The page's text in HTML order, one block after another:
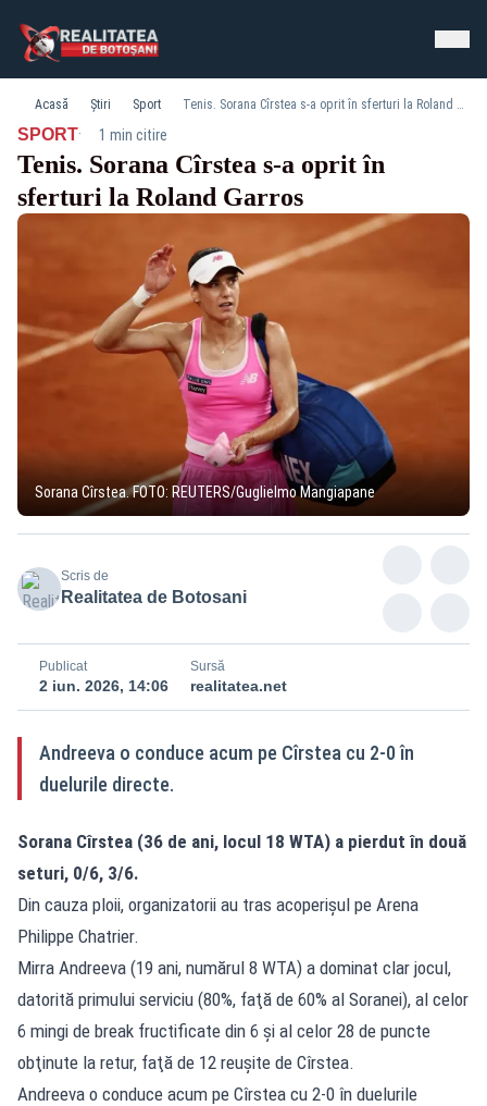
Acasă Știri Sport Tenis. Sorana Cîrstea s-a oprit în sferturi la Roland Garros
SPORT· 1 min citire
Tenis. Sorana Cîrstea s-a oprit în
sferturi la Roland Garros
Sorana Cîrstea. FOTO: REUTERS/Guglielmo Mangiapane
Scris de
Realitatea de Botosani
Publicat
2 iun. 2026, 14:06
Sursă
realitatea.net
Andreeva o conduce acum pe Cîrstea cu 2-0 în
duelurile directe.
Sorana Cîrstea (36 de ani, locul 18 WTA) a pierdut în două
seturi, 0/6, 3/6.
Din cauza ploii, organizatorii au tras acoperișul pe Arena
Philippe Chatrier.
Mirra Andreeva (19 ani, numărul 8 WTA) a dominat clar jocul,
datorită primului serviciu (80%, faţă de 60% al Soranei), al celor
6 mingi de break fructificate din 6 şi al celor 28 de puncte
obţinute la retur, faţă de 12 reuşite de Cîrstea.
Andreeva o conduce acum pe Cîrstea cu 2-0 în duelurile